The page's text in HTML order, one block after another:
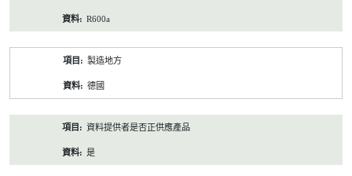
R600a
製造地方
德國
資料提供者是否正供應產品
是